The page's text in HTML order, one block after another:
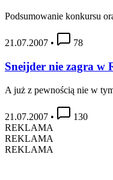
Podsumowanie konkursu
21.07.2007 • 78
Sneijder nie zagra w
A już z pewnością nie w
21.07.2007 •
130
REKLAMA
REKLAMA
REKLAMA